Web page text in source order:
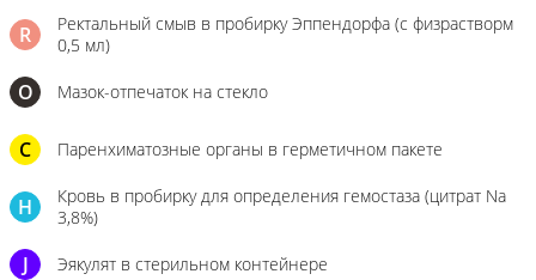
R
Ректальный смыв в пробирку Эппендорфа (с физрастворм
0,5 мл)
О Мазок-отпечаток на стекло
C Паренхиматозные органы в герметичном пакете
H
Кровь в пробирку для определения гемостаза (цитрат Na
3,8%)
J Эякулят в стерильном контейнере